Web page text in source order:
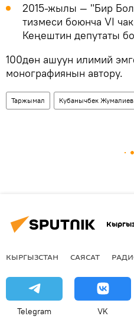
2015-жылы — "Бир
тизмеси боюнча VI
Кеңештин депутаты
100дөн ашуун илимий
монографиянын автору.
Таржымал Кубанычбек Жумалиев
КЫРГЫЗСТАН САЯСАТ
Telegram VK